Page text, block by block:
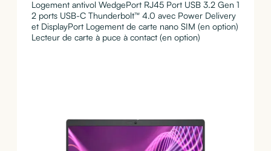
Logement antivol WedgePort RJ45 Port USB 3.2 Gen 1
2 ports USB-C Thunderbolt™ 4.0 avec Power Delivery
et DisplayPort Logement de carte nano SIM (en option)
Lecteur de carte à puce à contact (en option)